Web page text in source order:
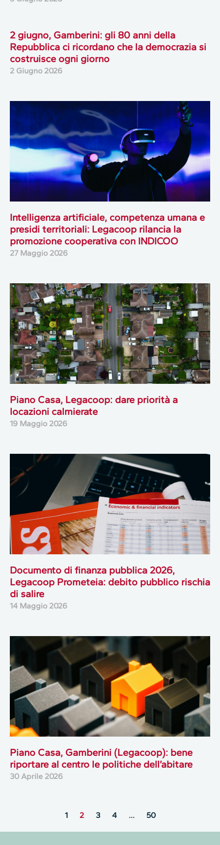
2 giugno, Gamberini: gli 80 anni della
Repubblica ci ricordano che la democrazia si
costruisce ogni giorno
2 Giugno 2026
Intelligenza artificiale, competenza umana e
presidi territoriali: Legacoop rilancia la
promozione cooperativa con INDICOO
27 Maggio 2026
Piano Casa, Legacoop: dare priorità a
locazioni calmierate
19 Maggio 2026
Documento di finanza pubblica 2026,
Legacoop Prometeia: debito pubblico rischia
di salire
14 Maggio 2026
Piano Casa, Gamberini (Legacoop): bene
riportare al centro le politiche dell’abitare
30 Aprile 2026
1 2 3 4 … 50